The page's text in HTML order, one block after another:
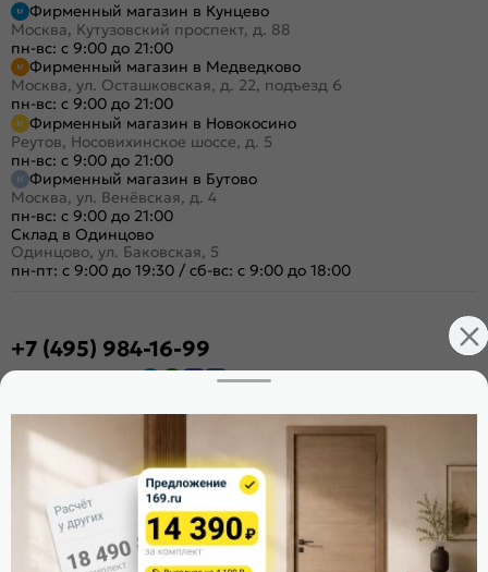
Фирменный магазин в Кунцево
Москва, Кутузовский проспект, д. 88
пн-вс: с 9:00 до 21:00
Фирменный магазин в Медведково
Москва, ул. Осташковская, д. 22, подъезд 6
пн-вс: с 9:00 до 21:00
Фирменный магазин в Новокосино
Реутов, Носовихинское шоссе, д. 5
пн-вс: с 9:00 до 21:00
Фирменный магазин в Бутово
Москва, ул. Венёвская, д. 4
пн-вс: с 9:00 до 21:00
Склад в Одинцово
Одинцово, ул. Баковская, 5
пн-пт: с 9:00 до 19:30 / сб-вс: с 9:00 до 18:00
+7 (495) 984-16-99
Стать дилером
Расскажите о нас
Поделиться
Оцените магазин